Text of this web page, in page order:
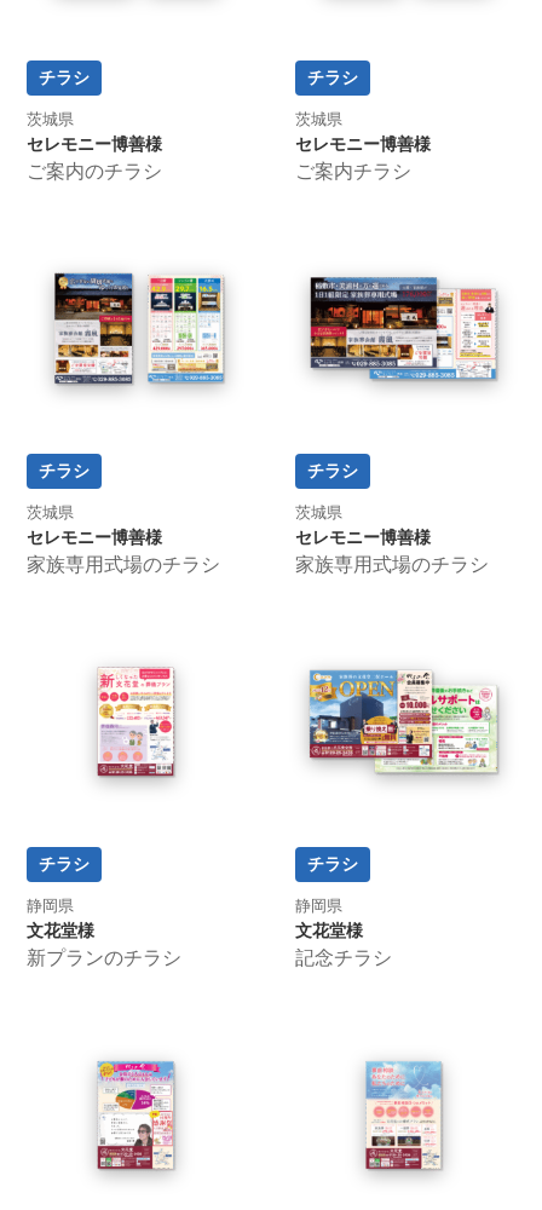
チラシ
茨城県
セレモニー博善様
ご案内のチラシ
チラシ
茨城県
セレモニー博善様
ご案内チラシ
チラシ
茨城県
セレモニー博善様
家族専用式場のチラシ
チラシ
茨城県
セレモニー博善様
家族専用式場のチラシ
チラシ
静岡県
文花堂様
新プランのチラシ
チラシ
静岡県
文花堂様
記念チラシ